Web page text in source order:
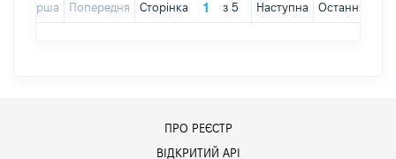
Перша Попередня Сторінка з 5 Наступна Остання
ПРО РЕЄСТР
ВІДКРИТИЙ АРІ